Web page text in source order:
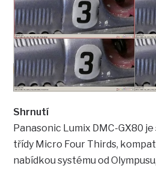
Shrnutí
Panasonic Lumix DMC-GX80
třídy Micro Four Thirds,
nabídkou systému od